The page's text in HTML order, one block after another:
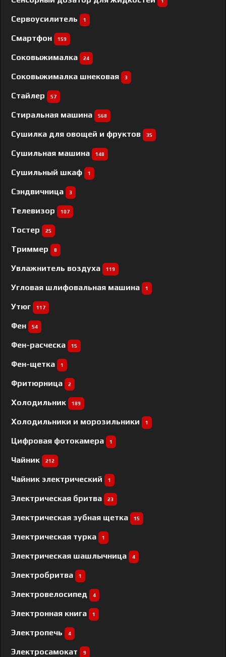
Сервоусилитель 1
Смартфон 159
Соковыжималка 24
Соковыжималка шнековая 3
Стайлер 57
Стиральная машина 568
Сушилка для овощей и фруктов 35
Сушильная машина 148
Сушильный шкаф 1
Сэндвичница 3
Телевизор 107
Тостер 25
Триммер 8
Увлажнитель воздуха 119
Угловая шлифовальная машина 1
Утюг 117
Фен 54
Фен-расческа 15
Фен-щетка 1
Фритюрница 2
Холодильник 189
Холодильники и морозильники 1
Цифровая фотокамера 1
Чайник 212
Чайник электрический 1
Электрическая бритва 23
Электрическая зубная щетка 15
Электрическая турка 1
Электрическая шашлычница 4
Электробритва 1
Электровелосипед 4
Электронная книга 1
Электропечь 4
Электросамокат 9